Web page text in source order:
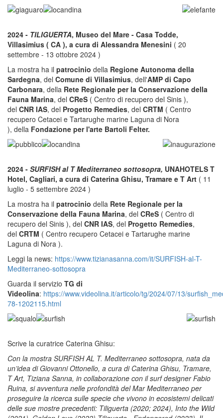
2024 - TILIGUERTA, Museo del Mare - Casa Todde,
Villasimius ( CA ), a cura di Alessandra Menesini ( 20
settembre - 13 ottobre 2024 )
La mostra ha il patrocinio della Regione Autonoma della
Sardegna, del Comune di Villasimius, dell'AMP di Capo
Carbonara, della Rete Regionale per la Conservazione della
Fauna Marina, del CReS ( Centro di recupero del Sinis ),
del CNR IAS, del Progetto Remedies, del CRTM ( Centro
recupero Cetacei e Tartarughe marine Laguna di Nora
), della Fondazione per l'arte Bartoli Felter.
2024 - SURFISH al T Mediterraneo sottosopra, UNAHOTELS T
Hotel, Cagliari, a cura di Caterina Ghisu, Tramare e T Art ( 11
luglio - 5 settembre 2024 )
La mostra ha il patrocinio della Rete Regionale per la
Conservazione della Fauna Marina, del CReS ( Centro di
recupero del Sinis ), del CNR IAS, del Progetto Remedies,
del CRTM ( Centro recupero Cetacei e Tartarughe marine
Laguna di Nora ).
Leggi la news: https://www.tizianasanna.com/it/SURFISH-al-T-
Mediterraneo-sottosopra
Guarda il servizio TG di
Videolina: https://www.videolina.it/articolo/tg/2024/07/13/
78-1202115.html
Scrive la curatrice Caterina Ghisu:
Con la mostra SURFISH AL T. Mediterraneo sottosopra, nata da
un’idea di Giovanni Ottonello, a cura di Caterina Ghisu, Tramare,
T Art, Tiziana Sanna, in collaborazione con il surf designer Fabio
Ruina, si avventura nelle profondità del Mar Mediterraneo per
proseguire la ricerca sulle specie che vivono in ecosistemi delicati
delle sue mostre precedenti: Tiliguerta (2020; 2024), Into the Wild